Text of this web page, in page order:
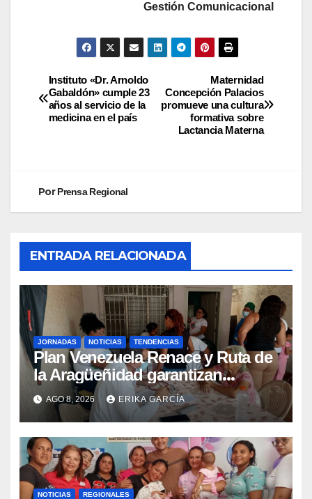
Gestión Comunicacional
Maternidad
Concepción Palacios
promueve una cultura
formativa sobre
Lactancia Materna
Instituto «Dr. Arnoldo
Gabaldón» cumple 23
años al servicio de la
medicina en el país
PorPrensa Regional
ENTRADA RELACIONADA
JORNADAS NOTICIAS TENDENCIAS
Plan Venezuela Renace y Ruta de
la Aragüeñidad garantizan
atención médica integral en
Aragua
AGO 8, 2026 ERIKA GARCÍA
NOTICIAS REGIONALES